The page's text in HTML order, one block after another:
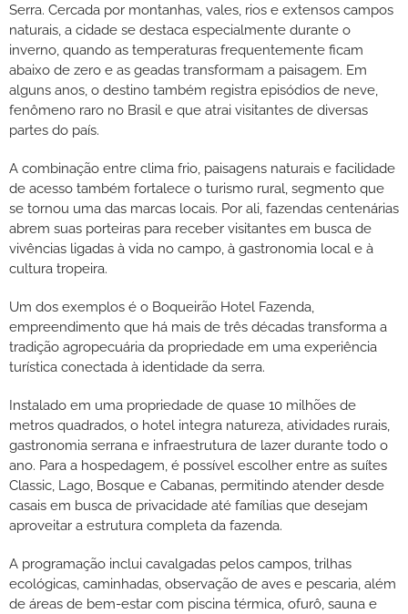
Serra. Cercada por montanhas, vales, rios e extensos campos
naturais, a cidade se destaca especialmente durante o
inverno, quando as temperaturas frequentemente ficam
abaixo de zero e as geadas transformam a paisagem. Em
alguns anos, o destino também registra episódios de neve,
fenômeno raro no Brasil e que atrai visitantes de diversas
partes do país.
A combinação entre clima frio, paisagens naturais e facilidade
de acesso também fortalece o turismo rural, segmento que
se tornou uma das marcas locais. Por ali, fazendas centenárias
abrem suas porteiras para receber visitantes em busca de
vivências ligadas à vida no campo, à gastronomia local e à
cultura tropeira.
Um dos exemplos é o Boqueirão Hotel Fazenda,
empreendimento que há mais de três décadas transforma a
tradição agropecuária da propriedade em uma experiência
turística conectada à identidade da serra.
Instalado em uma propriedade de quase 10 milhões de
metros quadrados, o hotel integra natureza, atividades rurais,
gastronomia serrana e infraestrutura de lazer durante todo o
ano. Para a hospedagem, é possível escolher entre as suítes
Classic, Lago, Bosque e Cabanas, permitindo atender desde
casais em busca de privacidade até famílias que desejam
aproveitar a estrutura completa da fazenda.
A programação inclui cavalgadas pelos campos, trilhas
ecológicas, caminhadas, observação de aves e pescaria, além
de áreas de bem-estar com piscina térmica, ofurô, sauna e